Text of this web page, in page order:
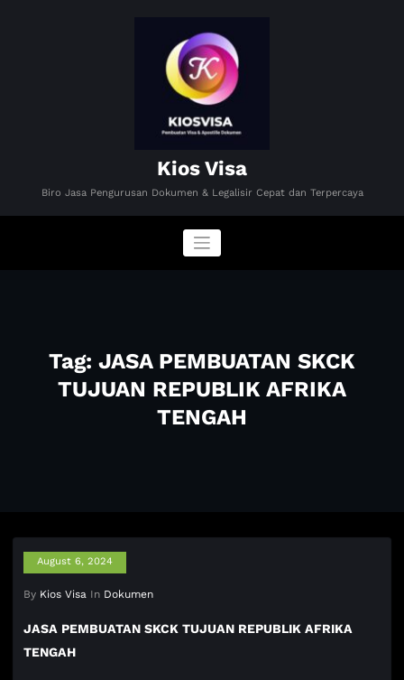
Kios Visa
Biro Jasa Pengurusan Dokumen & Legalisir Cepat dan Terpercaya
Tag: JASA PEMBUATAN SKCK
TUJUAN REPUBLIK AFRIKA
TENGAH
August 6, 2024
By Kios Visa In Dokumen
JASA PEMBUATAN SKCK TUJUAN REPUBLIK AFRIKA
TENGAH